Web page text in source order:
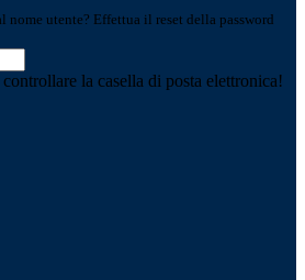
nome utente? Effettua il reset della password
la casella di posta elettronica!